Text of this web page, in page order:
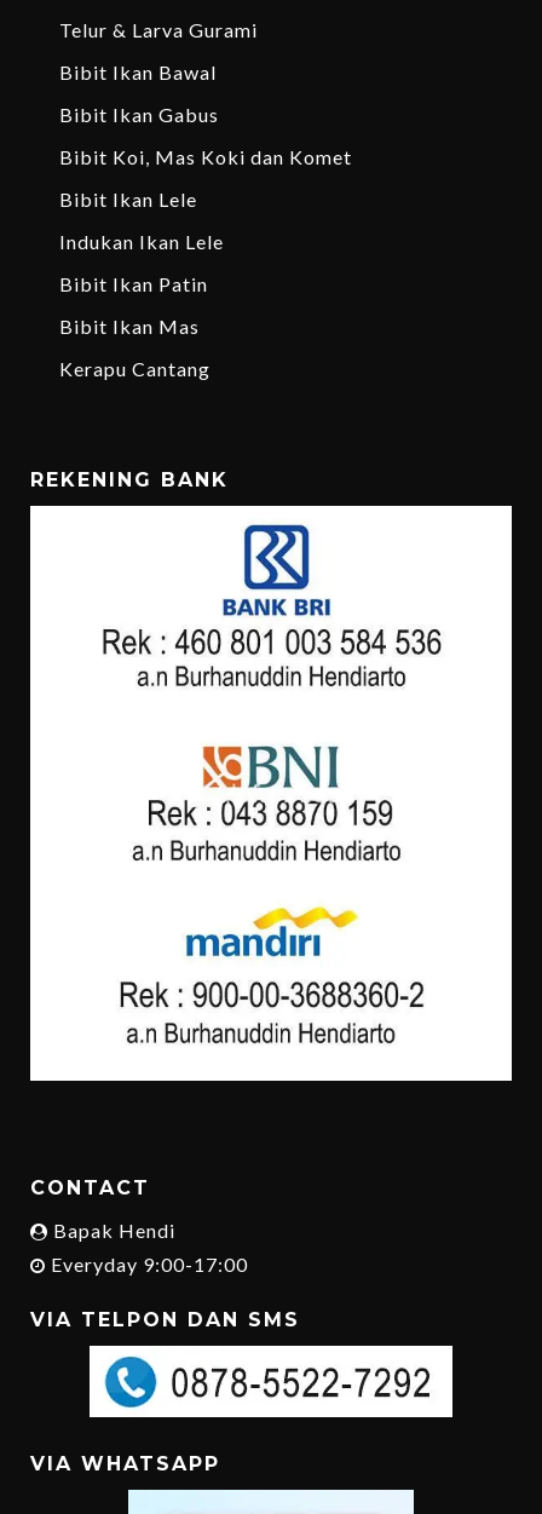
Telur & Larva Gurami
Bibit Ikan Bawal
Bibit Ikan Gabus
Bibit Koi, Mas Koki dan Komet
Bibit Ikan Lele
Indukan Ikan Lele
Bibit Ikan Patin
Bibit Ikan Mas
Kerapu Cantang
REKENING BANK
CONTACT
Bapak Hendi
Everyday 9:00-17:00
VIA TELPON DAN SMS
VIA WHATSAPP